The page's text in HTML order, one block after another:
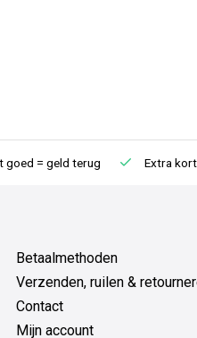
geld terug Extra korting bij
Betaalmethoden
Verzenden, ruilen &
Contact
Mijn account